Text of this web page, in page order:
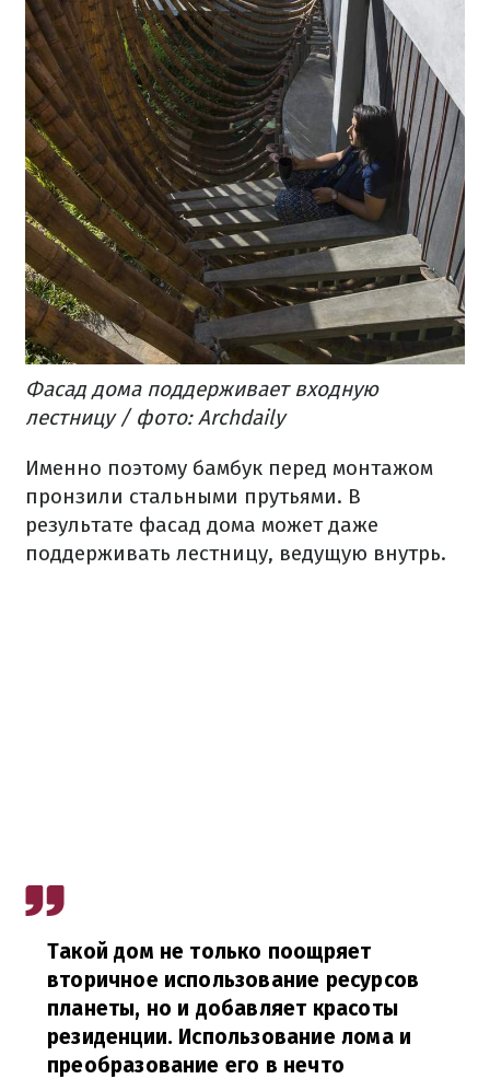
Фасад дома поддерживает входную
лестницу / фото: Archdaily
Именно поэтому бамбук перед монтажом
пронзили стальными прутьями. В
результате фасад дома может даже
поддерживать лестницу, ведущую внутрь.
Такой дом не только поощряет
вторичное использование ресурсов
планеты, но и добавляет красоты
резиденции. Использование лома и
преобразование его в нечто